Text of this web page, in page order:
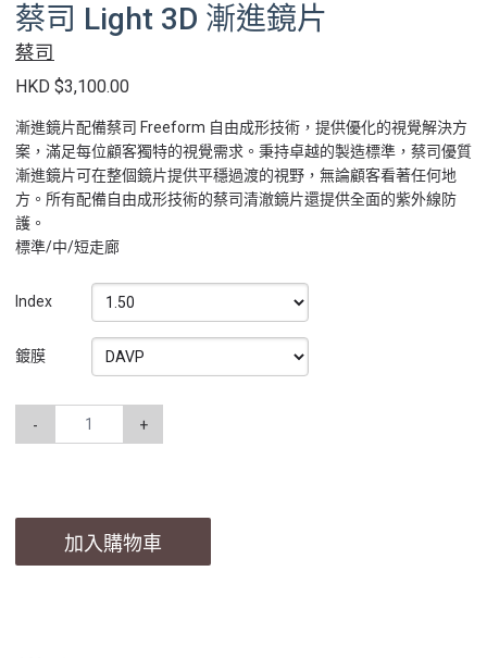
蔡司 Light 3D 漸進鏡片
蔡司
HKD $3,100.00
漸進鏡片配備蔡司 Freeform 自由成形技術，提供優化的視覺解決方
案，滿足每位顧客獨特的視覺需求。秉持卓越的製造標準，蔡司優質
漸進鏡片可在整個鏡片提供平穩過渡的視野，無論顧客看著任何地
方。所有配備自由成形技術的蔡司清澈鏡片還提供全面的紫外線防
護。
標準/中/短走廊
Index
鍍膜
- +
加入購物車